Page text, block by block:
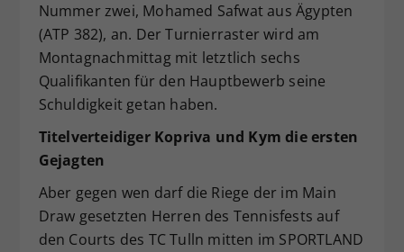
Nummer zwei, Mohamed Safwat aus Ägypten
(ATP 382), an. Der Turnierraster wird am
Montagnachmittag mit letztlich sechs
Qualifikanten für den Hauptbewerb seine
Schuldigkeit getan haben.
Titelverteidiger Kopriva und Kym die ersten
Gejagten
Aber gegen wen darf die Riege der im Main
Draw gesetzten Herren des Tennisfests auf
den Courts des TC Tulln mitten im SPORTLAND